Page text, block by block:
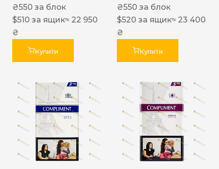
₴550 за блок
$510 за ящик≈ 22 950
₴
Купити
₴550 за блок
$520 за ящик≈ 23 400
₴
Купити